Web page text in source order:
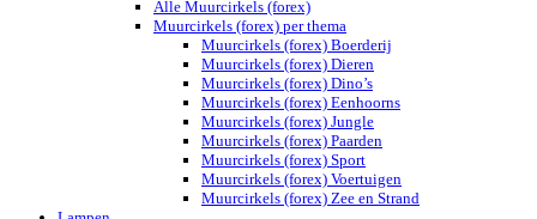
Alle Muurcirkels (forex)
Muurcirkels (forex) per thema
Muurcirkels (forex) Boerderij
Muurcirkels (forex) Dieren
Muurcirkels (forex) Dino’s
Muurcirkels (forex) Eenhoorns
Muurcirkels (forex) Jungle
Muurcirkels (forex) Paarden
Muurcirkels (forex) Sport
Muurcirkels (forex) Voertuigen
Muurcirkels (forex) Zee en Strand